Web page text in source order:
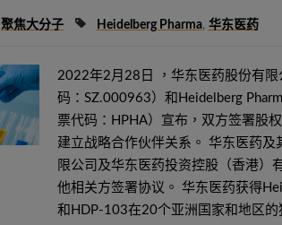
聚焦大分子 Heidelberg Pharma, 华东医药
2022年2月28日 ，华东医药股份有限
码：SZ.000963）和Heidelberg
票代码：HPHA）宣布，双方签署股
建立战略合作伙伴关系。 华东医药
限公司及华东医药投资控股（香港）
他相关方签署协议。 华东医药获得
和HDP-103在20个亚洲国家和地区